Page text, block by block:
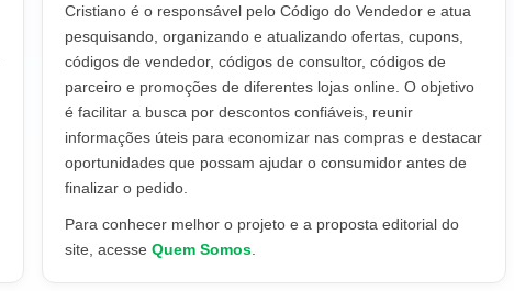
Cristiano é o responsável pelo Código do Vendedor e atua
pesquisando, organizando e atualizando ofertas, cupons,
códigos de vendedor, códigos de consultor, códigos de
parceiro e promoções de diferentes lojas online. O objetivo
é facilitar a busca por descontos confiáveis, reunir
informações úteis para economizar nas compras e destacar
oportunidades que possam ajudar o consumidor antes de
finalizar o pedido.
Para conhecer melhor o projeto e a proposta editorial do
site, acesse Quem Somos